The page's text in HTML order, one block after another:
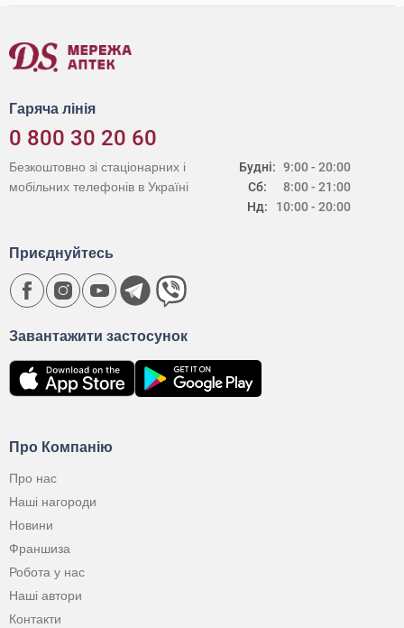
Гаряча лінія
0 800 30 20 60
Будні:
Сб:
Нд:
9:00 - 20:00
8:00 - 21:00
10:00 - 20:00
Безкоштовно зі стаціонарних і
мобільних телефонів в Україні
Про Компанію
Про нас
Наші нагороди
Новини
Франшиза
Робота у нас
Наші автори
Контакти
Завантажити застосунок
Приєднуйтесь